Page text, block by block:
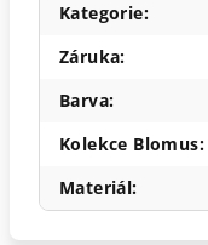
Kategorie:
Záruka:
Barva:
Kolekce Blomus:
Materiál: